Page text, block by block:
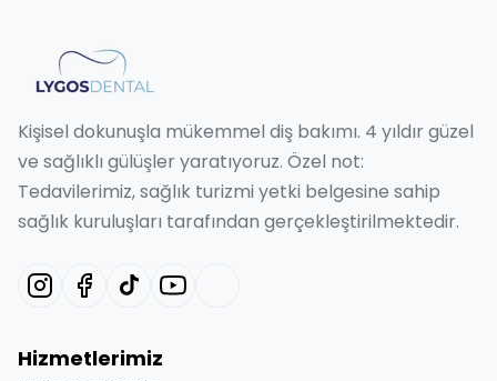
Kişisel dokunuşla mükemmel diş bakımı. 4 yıldır güzel
ve sağlıklı gülüşler yaratıyoruz. Özel not:
Tedavilerimiz, sağlık turizmi yetki belgesine sahip
sağlık kuruluşları tarafından gerçekleştirilmektedir.
Hizmetlerimiz